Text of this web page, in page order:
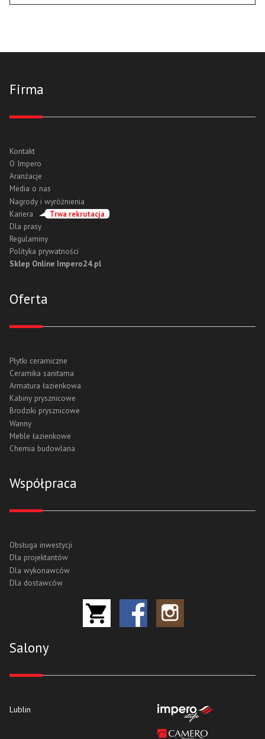
Firma
Kontakt
O Impero
Aranżacje
Media o nas
Nagrody i wyróżnienia
Kariera
Trwa rekrutacja
Dla prasy
Regulaminy
Polityka prywatności
Sklep Online Impero24.pl
Oferta
Płytki ceramiczne
Ceramika sanitarna
Armatura łazienkowa
Kabiny prysznicowe
Brodziki prysznicowe
Wanny
Meble łazienkowe
Chemia budowlana
Współpraca
Obsługa inwestycji
Dla projektantów
Dla wykonawców
Dla dostawców
Salony
Lublin